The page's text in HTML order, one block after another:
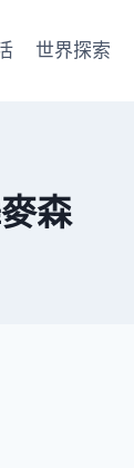
世界探索
森